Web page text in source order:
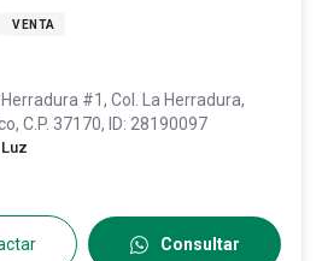
VENTA
Herradura #1, Col. La Herradura,
, C.P. 37170, ID: 28190097
Luz
Consultar